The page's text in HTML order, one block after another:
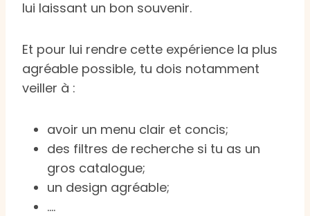
lui laissant un bon souvenir.
Et pour lui rendre cette expérience la plus
agréable possible, tu dois notamment
veiller à :
avoir un menu clair et concis;
des filtres de recherche si tu as un
gros catalogue;
un design agréable;
….